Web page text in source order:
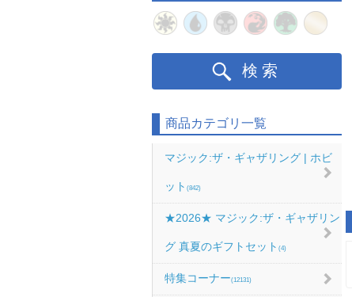
検索
商品カテゴリ一覧
マジック:ザ・ギャザリング | ホビ
ット (842)
★2026★ マジック:ザ・ギャザリン
グ 真夏のギフトセット (4)
特集コーナー(12131)